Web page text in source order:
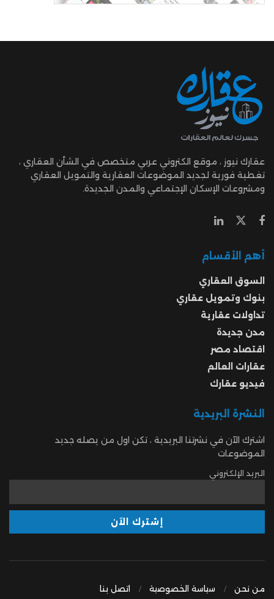
عقارك نيوز ، موقع الكتروني عربي متخصص في الشأن العقاري ،
تغطية فورية لجديد الموضوعات العقارية والتمويل العقاري
ومشروعات الإسكان الإجتماعي والمدن الجديدة.
أهم الأقسام
السوق العقاري
بنوك وتمويل عقاري
تداولات عقارية
مدن جديدة
اقتصاد مصر
عقارات العالم
فيديو عقارك
النشرة البريدية
اشترك الآن في نشرتنا البريدية ، تكن اول من يصله جديد
الموضوعات
البريد الإلكتروني
من نحن سياسة الخصوصية اتصل بنا